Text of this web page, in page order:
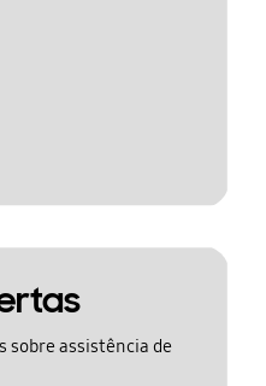
sobre assistência de